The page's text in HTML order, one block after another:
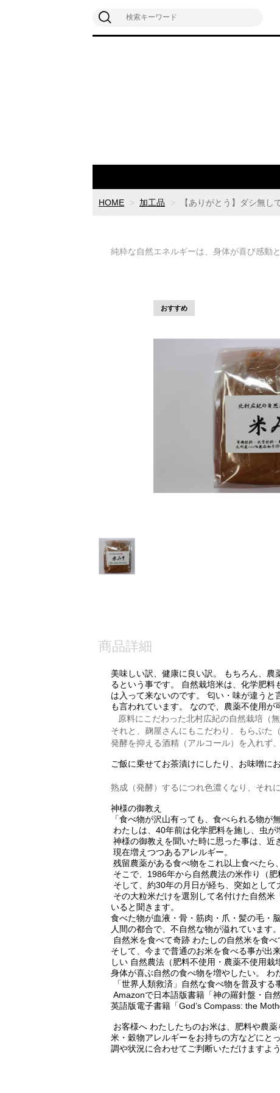
HOME 加工品 【ありがとう】ダシ無
純粋な自然エネルギーは、身体が喜び感動
商品詳細
美味しい訳、健康に良い訳。 もちろん、
るという事です。 自然栽培米は、化学肥
は入って来ないのです。 匂い・味が違う
も言われています。 なので、農薬不使用が
原料にこだわった北村広紀の自然栽培（
それと、麹屋さんにもこだわり、もらぶた
発酵を抑える酒精（アルコール）を入れず
ご飯に乗せてお茶漬けにしたり、お味噌に
熟成（発酵）するにつれ色濃くなり、それ
神様の御教え
「食べ物が沢山有っても、食べられる物が
わたしは、40年前は化学肥料を施し、虫が
神様の御教えを聞いた時に思った事は、近
現在増えつつあるアレルギー。
残留農薬がある食べ物をこれ以上食べたら
そこで、1986年から自然農法の米作り（
そして、約30年の月日が経ち、突如として
その大粒米だけを選別して名付けた自然
いると聞きます。
食べた物が血液・骨・筋肉・爪・髪の毛・
人間の都合で、不自然な物が溢れています。
自然米を食べて奇跡 わたしの自然米を食
そして、今まで普通のお米を食べる事が出
しい 自然農法（肥料不使用・農薬不使用
身体が喜ぶ自然の食べ物を増やしたい。 わ
「世界人類救済」自然な食べ物を普及する
Amazonで日本語版書籍「神の羅針盤・自
英語版電子書籍「God’s Compass: the
お客様へ わたしたちのお米は、肥料や農
米・穀物アレルギーをお持ちの方などにと
調や状況に合わせてご判断いただけますよ